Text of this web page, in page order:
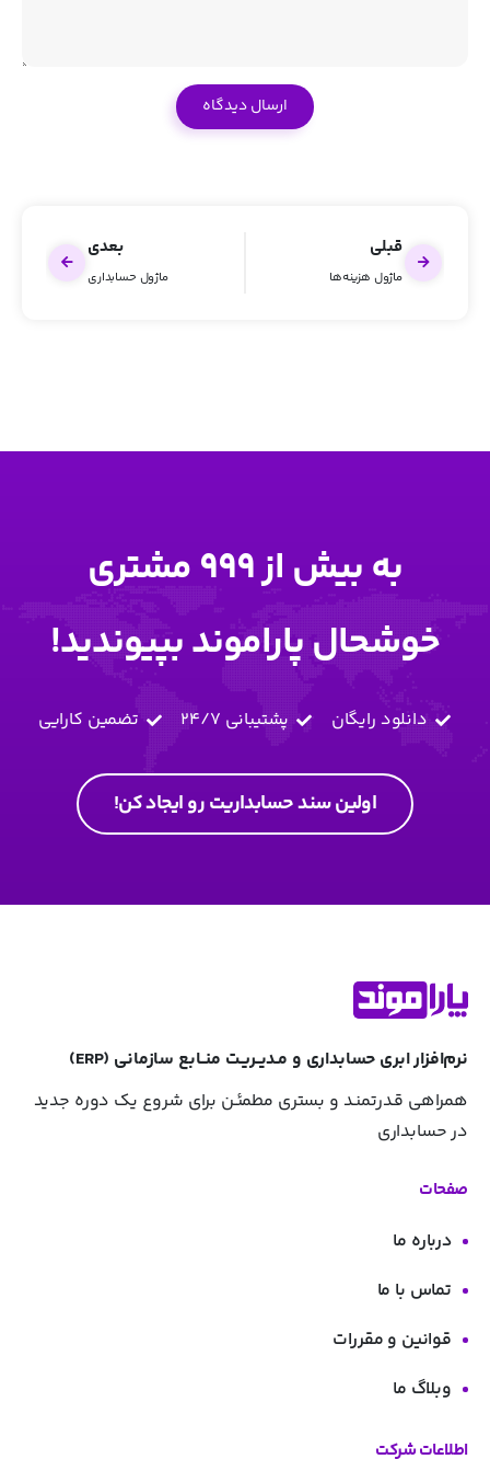
قبلی
ماژول هزینه‌ها
بعدی
ماژول حسابداری
به بیش از 999 مشتری
خوشحال پاراموند بپیوندید!
دانلود رایگان پشتیبانی 24/7 تضمین کارایی
اولین سند حسابداریت رو ایجاد کن!
نرم‌افزار ابری حسابداری و مـدیــریـت منــابع سازمانی (ERP)
همراهی قـدرتمنـد و بستری مطمئـن برای شروع یک دوره جدید
در حسابداری
صفحات
درباره ما
تماس با ما
قوانین و مقررات
وبلاگ ما
اطلاعات شرکت